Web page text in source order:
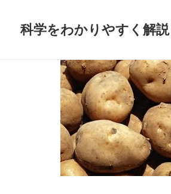
科学をわかりやすく解説